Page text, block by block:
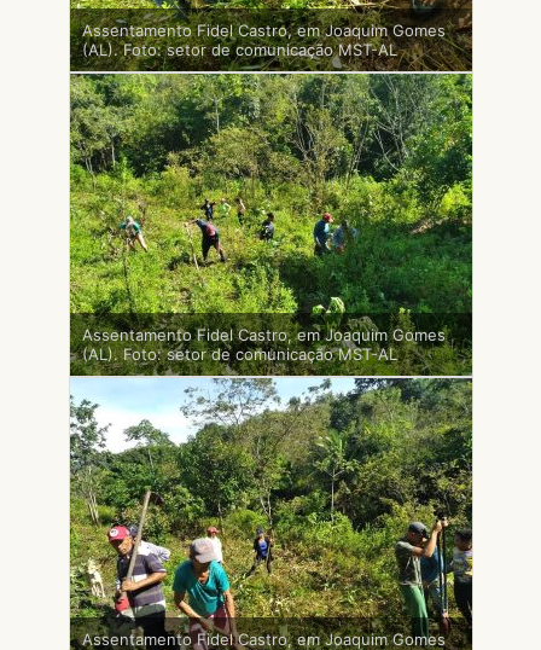
Assentamento Fidel Castro, em Joaquim Gomes
(AL). Foto: setor de comunicação MST-AL
Assentamento Fidel Castro, em Joaquim Gomes
(AL). Foto: setor de comunicação MST-AL
Assentamento Fidel Castro, em Joaquim Gomes